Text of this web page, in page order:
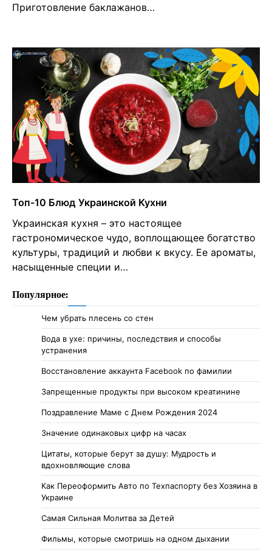
Приготовление баклажанов…
Топ-10 Блюд Украинской Кухни
Украинская кухня – это настоящее
гастрономическое чудо, воплощающее богатство
культуры, традиций и любви к вкусу. Ее ароматы,
насыщенные специи и…
Популярное:
Чем убрать плесень со стен
Вода в ухе: причины, последствия и способы
устранения
Восстановление аккаунта Facebook по фамилии
Запрещенные продукты при высоком креатинине
Поздравление Маме с Днем Рождения 2024
Значение одинаковых цифр на часах
Цитаты, которые берут за душу: Мудрость и
вдохновляющие слова
Как Переоформить Авто по Техпаспорту без Хозяина в
Украине
Самая Сильная Молитва за Детей
Фильмы, которые смотришь на одном дыхании